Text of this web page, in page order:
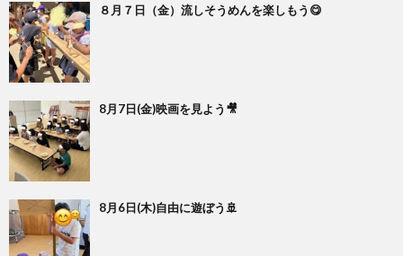
８月７日（金）流しそうめんを楽しもう😋
8月7日(金)映画を見よう🎥
8月6日(木)自由に遊ぼう🚢